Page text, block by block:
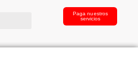
Paga nuestros
servicios